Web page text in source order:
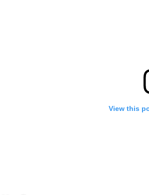
View this